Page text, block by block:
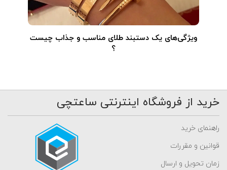
ویژگی‌های یک دستبند طلای مناسب و جذاب چیست
؟
خرید از فروشگاه اینترنتی ساعتچی
راهنمای خرید
قوانین و مقررات
زمان تحویل و ارسال